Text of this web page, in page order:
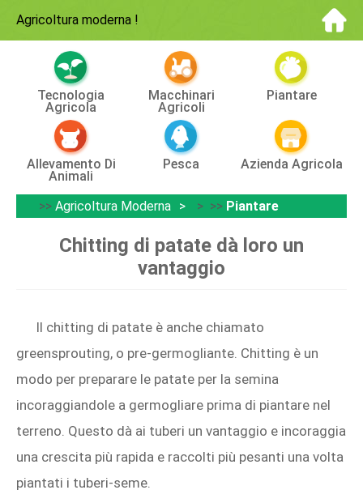
Agricoltura moderna !
Tecnologia
Agricola
Macchinari
Agricoli
Piantare
Allevamento Di
Animali
Pesca Azienda Agricola
>> Agricoltura Moderna > >> Piantare
Chitting di patate dà loro un
vantaggio
Il chitting di patate è anche chiamato
greensprouting, o pre-germogliante. Chitting è un
modo per preparare le patate per la semina
incoraggiandole a germogliare prima di piantare nel
terreno. Questo dà ai tuberi un vantaggio e incoraggia
una crescita più rapida e raccolti più pesanti una volta
piantati i tuberi-seme.